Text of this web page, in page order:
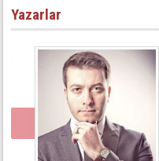
Foto Galeri | Video Galeri
Yazarlar